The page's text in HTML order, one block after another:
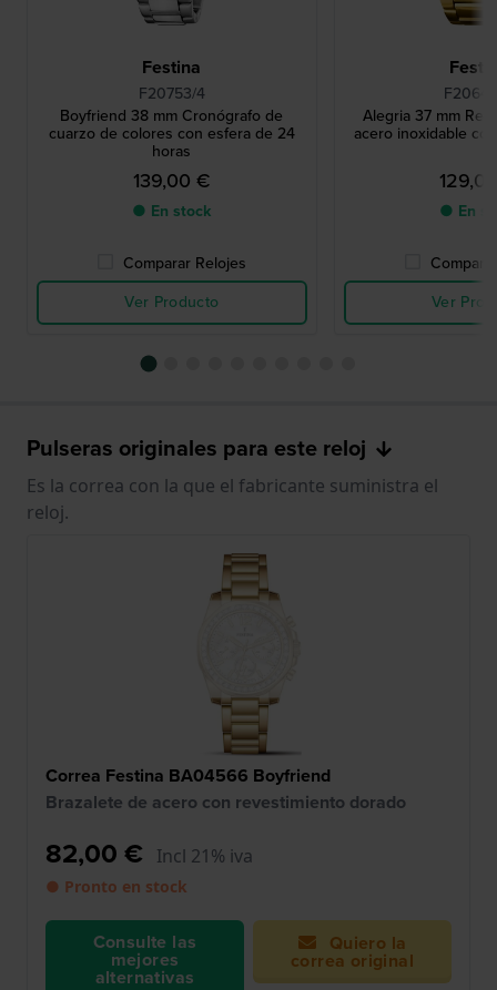
Festina
F20753/4
Boyfriend 38 mm Cronógrafo de
cuarzo de colores con esfera de 24
horas
139,00 €
● En stock
Comparar Relojes
Ver Producto
Alegria 37 mm
acero inoxidable
● En
Ver
Pulseras originales para este reloj
Es la correa con la que el fabricante suministra el
reloj.
Correa Festina BA04566 Boyfriend
Brazalete de acero con revestimiento dorado
82,00 € Incl 21% iva
● Pronto en stock
Consulte las
mejores
alternativas
Quiero la
correa original